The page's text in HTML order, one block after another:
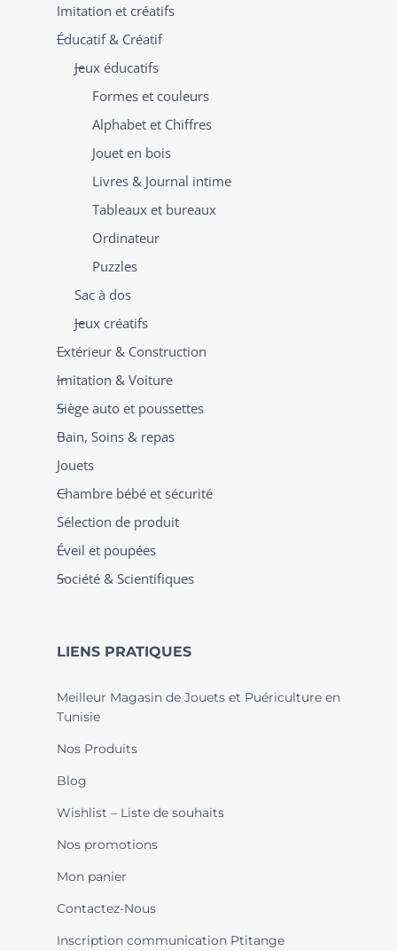
Imitation et créatifs
Éducatif & Créatif
Jeux éducatifs
Formes et couleurs
Alphabet et Chiffres
Jouet en bois
Livres & Journal intime
Tableaux et bureaux
Ordinateur
Puzzles
Sac à dos
Jeux créatifs
Extérieur & Construction
Imitation & Voiture
Siège auto et poussettes
Bain, Soins & repas
Jouets
Chambre bébé et sécurité
Sélection de produit
Éveil et poupées
Société & Scientifiques
LIENS PRATIQUES
Meilleur Magasin de Jouets et Puériculture en
Tunisie
Nos Produits
Blog
Wishlist – Liste de souhaits
Nos promotions
Mon panier
Contactez-Nous
Inscription communication Ptitange